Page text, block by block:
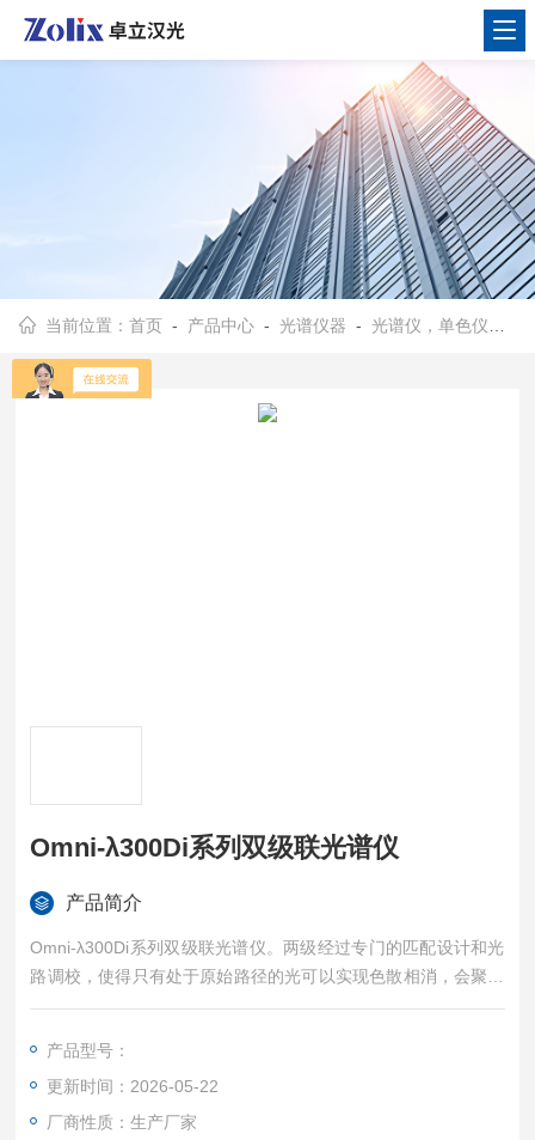
当前位置：首页 - 产品中心 -光谱仪器 -光谱仪，单色仪，摄谱仪
Omni-λ300Di系列双级联光谱仪
产品简介
Omni-λ300Di系列双级联光谱仪。两级经过专门的匹配设计和光
路调校，使得只有处于原始路径的光可以实现色散相消，会聚在
出射狭缝处输出，有效降低杂散光。使用Omni- λ300D 双单色
如拉曼光谱、光电探测器光谱响应度标定等。
产品型号：
更新时间：2026-05-22
厂商性质：生产厂家